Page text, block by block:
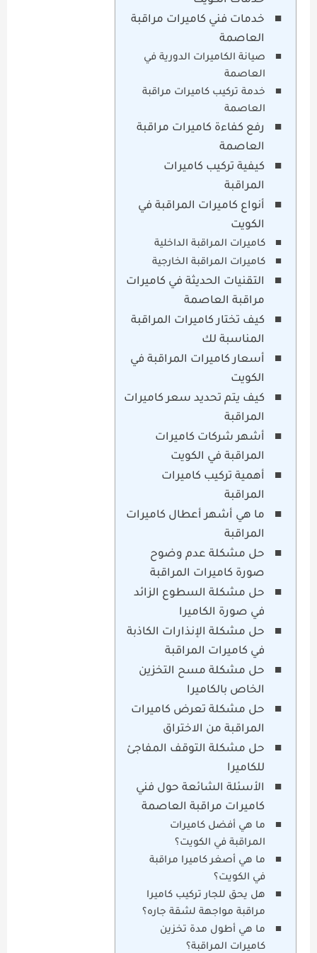
خدمات فني كاميرات مراقبة
العاصمة
صيانة الكاميرات الدورية في
العاصمة
خدمة تركيب كاميرات مراقبة
العاصمة
رفع كفاءة كاميرات مراقبة
العاصمة
كيفية تركيب كاميرات
المراقبة
أنواع كاميرات المراقبة في
الكويت
كاميرات المراقبة الداخلية
كاميرات المراقبة الخارجية
التقنيات الحديثة في كاميرات
مراقبة العاصمة
كيف تختار كاميرات المراقبة
المناسبة لك
أسعار كاميرات المراقبة في
الكويت
كيف يتم تحديد سعر كاميرات
المراقبة
أشهر شركات كاميرات
المراقبة في الكويت
أهمية تركيب كاميرات
المراقبة
ما هي أشهر أعطال كاميرات
المراقبة
حل مشكلة عدم وضوح
صورة كاميرات المراقبة
حل مشكلة السطوع الزائد
في صورة الكاميرا
حل مشكلة الإنذارات الكاذبة
في كاميرات المراقبة
حل مشكلة مسح التخزين
الخاص بالكاميرا
حل مشكلة تعرض كاميرات
المراقبة من الاختراق
حل مشكلة التوقف المفاجئ
للكاميرا
الأسئلة الشائعة حول فني
كاميرات مراقبة العاصمة
ما هي أفضل كاميرات
المراقبة في الكويت؟
ما هي أصغر كاميرا مراقبة
في الكويت؟
هل يحق للجار تركيب كاميرا
مراقبة مواجهة لشقة جاره؟
ما هي أطول مدة تخزين
كاميرات المراقبة؟